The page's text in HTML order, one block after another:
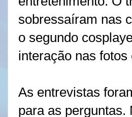
sobressaíram nas
o segundo
interação nas
As entrevistas
para as perguntas.